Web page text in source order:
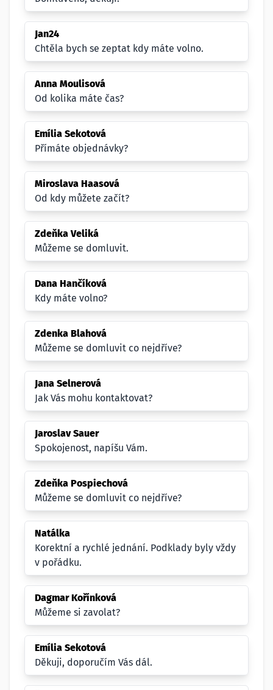
Jan24
Chtěla bych se zeptat kdy máte volno.
Anna Moulisová
Od kolika máte čas?
Emília Sekotová
Přímáte objednávky?
Miroslava Haasová
Od kdy můžete začít?
Zdeňka Veliká
Můžeme se domluvit.
Dana Hančíková
Kdy máte volno?
Zdenka Blahová
Můžeme se domluvit co nejdříve?
Jana Selnerová
Jak Vás mohu kontaktovat?
Jaroslav Sauer
Spokojenost, napíšu Vám.
Zdeňka Pospiechová
Můžeme se domluvit co nejdříve?
Natálka
Korektní a rychlé jednání. Podklady byly vždy
v pořádku.
Dagmar Kořínková
Můžeme si zavolat?
Emília Sekotová
Děkuji, doporučím Vás dál.